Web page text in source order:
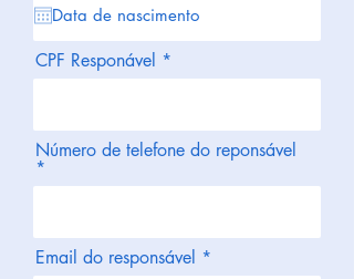
i
e
CPF Responável
Número de telefone do reponsável
Email do responsável